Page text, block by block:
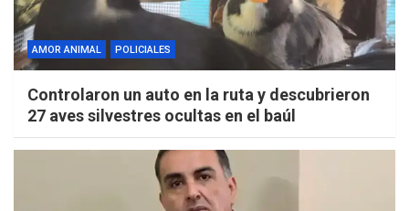
AMOR ANIMAL POLICIALES
Controlaron un auto en la ruta y descubrieron
27 aves silvestres ocultas en el baúl